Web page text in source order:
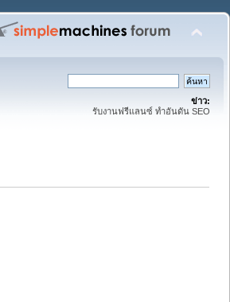
ข่าว:
รับงานฟรีแลนซ์ ทำอันดัน SEO